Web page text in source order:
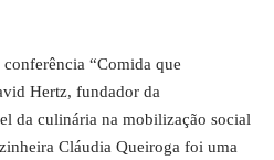
“Comida que
Hertz, fundador da
da culinária na mobilização social
Cláudia Queiroga foi uma